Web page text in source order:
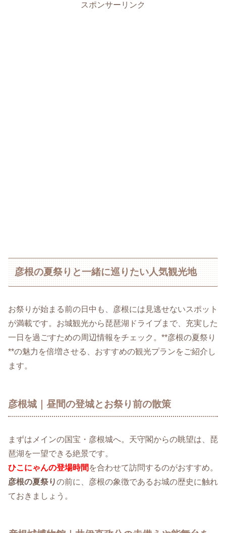
スポンサーリンク
彦根の夏祭りと一緒に巡りたい人気観光地
お祭りが始まる前の日中も、彦根には見逃せないスポット
が満載です。お城観光から琵琶湖ドライブまで、充実した
一日を過ごすための周辺情報をチェック。**彦根の夏祭り
**の魅力を倍増させる、おすすめの観光プランをご紹介し
ます。
彦根城｜昼間の登城とお祭り前の散策
まずはメインの国宝・彦根城へ。天守閣からの眺望は、琵
琶湖を一望できる絶景です。
ひこにゃんの登場時間 を合わせて訪問するのがおすすめ。
彦根の夏祭りの前に、彦根の象徴であるお城の歴史に触れ
ておきましょう。